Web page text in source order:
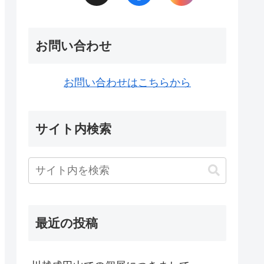
お問い合わせ
お問い合わせはこちらから
サイト内検索
最近の投稿